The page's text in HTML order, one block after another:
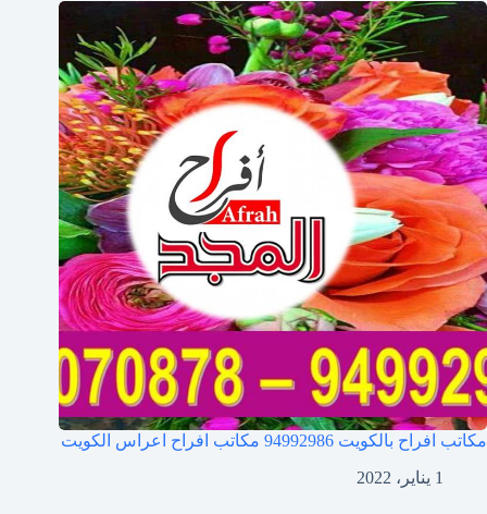
مكاتب افراح بالكويت 94992986 مكاتب افراح اعراس الكويت
1 يناير، 2022